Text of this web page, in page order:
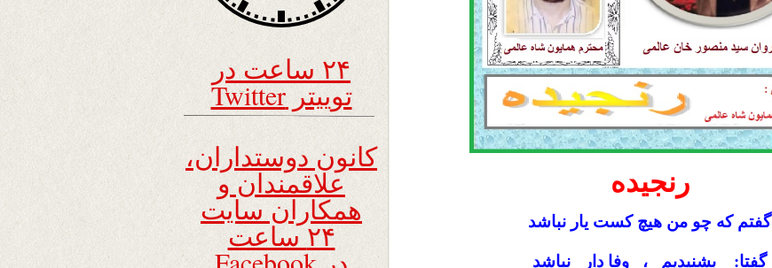
رنجیده
گفتم که چو من هیچ کست یار نباشد
گفتا: بشنیدیم ، وفا دار نباشد
۲۴ ساعت در
توییتر Twitter
کانون دوستداران،
علاقمندان و
همکاران سایت
۲۴ ساعت